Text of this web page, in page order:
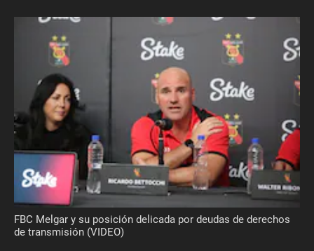
FBC Melgar y su posición delicada por deudas de derechos
de transmisión (VIDEO)